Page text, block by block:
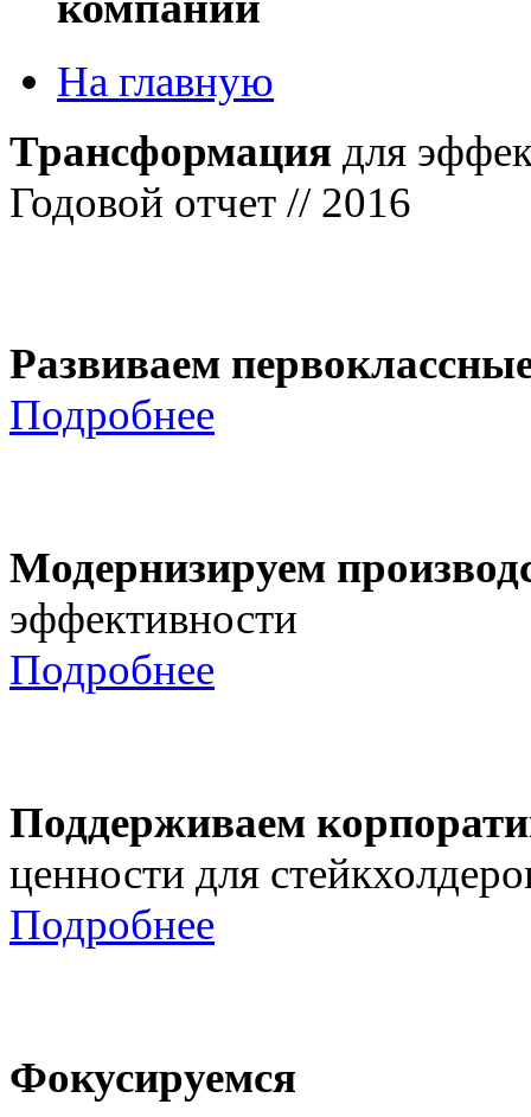
На главную
Трансформация для
Годовой отчет // 2016
Развиваем
Подробнее
Модернизируем
эффективности
Подробнее
Поддерживаем
ценности для
Подробнее
Фокусируемся